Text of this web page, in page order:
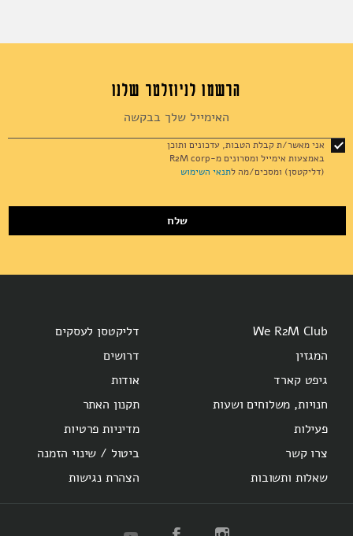
הרשמו לניוזלטר שלנו
for
Our
Newsletter:
שלח
אני מאשר/ת קבלת הטבות, עדכונים ותוכן
באמצעות אימייל ומסרונים מ-R2M corp
(דליקטסן) ומסכים/מה לתנאי השימוש
We R2M Club
המגזין
גיפט קארד
חנויות, משלוחים ושעות
פעילות
צרו קשר
שאלות ותשובות
דליקטסן לעסקים
דרושים
אודות
תקנון האתר
מדיניות פרטיות
ביטול / שינוי הזמנה
הצהרת נגישות